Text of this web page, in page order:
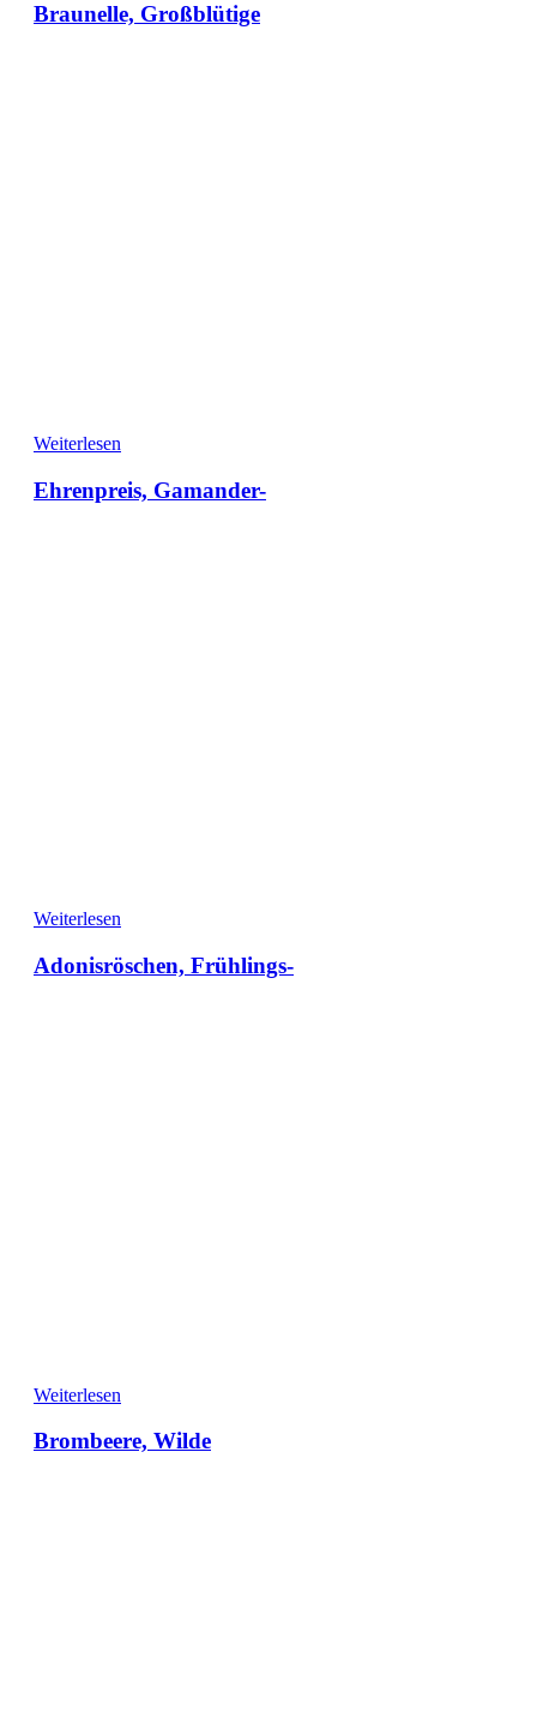
Braunelle, Großblütige
Weiterlesen
Ehrenpreis, Gamander-
Weiterlesen
Adonisröschen, Frühlings-
Weiterlesen
Brombeere, Wilde